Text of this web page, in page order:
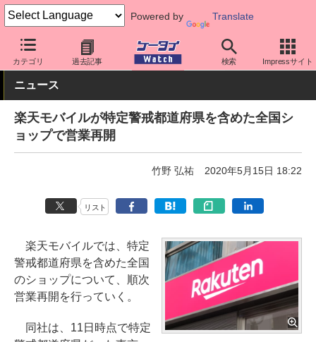
Powered by Translate
カテゴリ 過去記事 検索 Impressサイト
ケータイ Watch キャリア 楽天 サポート
ニュース
楽天モバイルが特定警戒都道府県を含めた全国シ
ョップで営業再開
竹野 弘祐 2020年5月15日 18:22
リスト
楽天モバイルでは、特定
警戒都道府県を含めた全国
のショップについて、順次
営業再開を行っていく。
同社は、11日時点で特定